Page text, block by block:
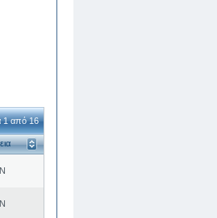
1 από 16